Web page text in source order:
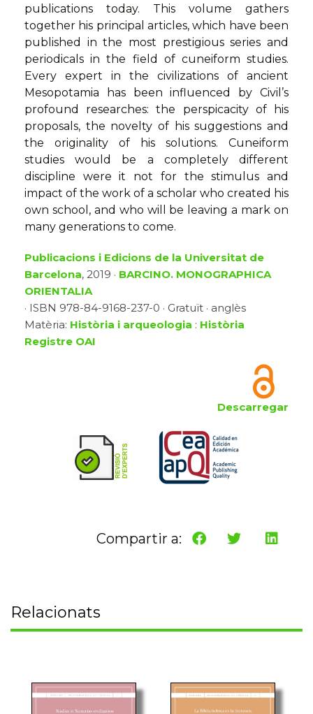
publications today. This volume gathers
together his principal articles, which have been
published in the most prestigious series and
periodicals in the field of cuneiform studies.
Every expert in the civilizations of ancient
Mesopotamia has been influenced by Civil’s
profound researches: the perspicacity of his
proposals, the novelty of his suggestions and
the originality of his solutions. Cuneiform
studies would be a completely different
discipline were it not for the stimulus and
impact of the work of a scholar who created his
own school, and who will be leaving a mark on
many generations to come.
Publicacions i Edicions de la Universitat de
Barcelona, 2019 · BARCINO. MONOGRAPHICA
ORIENTALIA
· ISBN 978-84-9168-237-0 · Gratuït · anglès
Matèria: Història i arqueologia : Història
Registre OAI
Descarregar
Compartir a:
Relacionats